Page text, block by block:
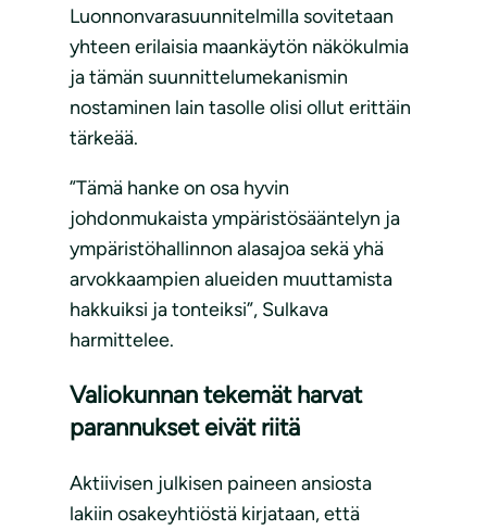
Luonnonvarasuunnitelmilla sovitetaan
yhteen erilaisia maankäytön näkökulmia
ja tämän suunnittelumekanismin
nostaminen lain tasolle olisi ollut erittäin
tärkeää.
”Tämä hanke on osa hyvin
johdonmukaista ympäristösääntelyn ja
ympäristöhallinnon alasajoa sekä yhä
arvokkaampien alueiden muuttamista
hakkuiksi ja tonteiksi”, Sulkava
harmittelee.
Valiokunnan tekemät harvat
parannukset eivät riitä
Aktiivisen julkisen paineen ansiosta
lakiin osakeyhtiöstä kirjataan, että